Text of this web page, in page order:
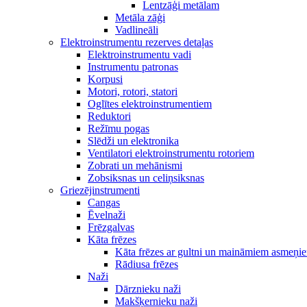
Lentzāģi metālam
Metāla zāģi
Vadlineāli
Elektroinstrumentu rezerves detaļas
Elektroinstrumentu vadi
Instrumentu patronas
Korpusi
Motori, rotori, statori
Oglītes elektroinstrumentiem
Reduktori
Režīmu pogas
Slēdži un elektronika
Ventilatori elektroinstrumentu rotoriem
Zobrati un mehānismi
Zobsiksnas un celiņsiksnas
Griezējinstrumenti
Cangas
Ēvelnaži
Frēzgalvas
Kāta frēzes
Kāta frēzes ar gultni un maināmiem
Rādiusa frēzes
Naži
Dārznieku naži
Makšķernieku naži